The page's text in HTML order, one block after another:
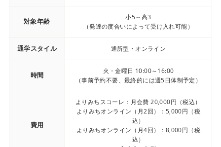
対象年齢
小5～高3
（発達の度合いによって受け入れ可能）
通学スタイル 通所型・オンライン
時間
火・金曜日 10:00～16:00
（事前予約不要、最終的には週5日体制予定）
費用
よりみちスコーレ：月会費 20,000円（税込）
よりみちオンライン（月2回）：5,000円（税
込）
よりみちオンライン（月4回）：8,000円（税
込）